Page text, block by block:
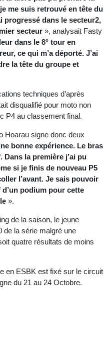
me suis retrouvé en tête du
progressé dans le secteur2,
secteur », analysait Fasty
dans le 8° tour en
ce qui m’a déporté. J’ai
la tête du groupe et
techniques d’après
disqualifié pour moto non
P4 au classement final.
Hoarau signe donc deux
bonne expérience. Le bras
Dans la première j’ai pu
si je finis de nouveau P5
l’avant. Je sais pouvoir
podium pour cette
».
de la saison, le jeune
de la série malgré une
quatre résultats de moins
en ESBK est fixé sur le circuit
du 21 au 24 Octobre.